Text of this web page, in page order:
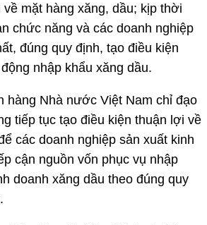
mặt hàng xăng, dầu; kịp thời
chức năng và các doanh nghiệp
đúng quy định, tạo điều kiện
nhập khẩu xăng dầu.
hàng Nhà nước Việt Nam chỉ đạo
tiếp tục tạo điều kiện thuận lợi về
các doanh nghiệp sản xuất kinh
cận nguồn vốn phục vụ nhập
doanh xăng dầu theo đúng quy